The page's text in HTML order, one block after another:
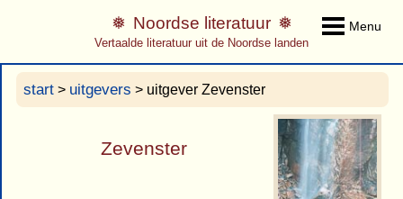
Menu
Noordse literatuur
Vertaalde literatuur uit de Noordse landen
start > uitgevers > uitgever Zevenster
Zevenster